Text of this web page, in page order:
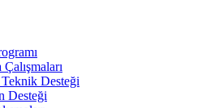
Desteği
Desteği